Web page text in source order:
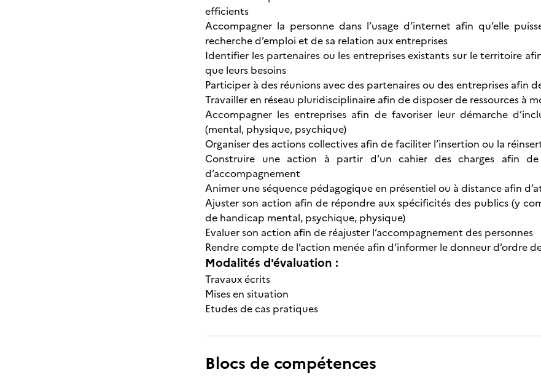
efficients
Accompagner la personne dans l’usage d’internet afin qu’elle
recherche d’emploi et de sa relation aux entreprises
Identifier les partenaires ou les entreprises existants sur le territoire
que leurs besoins
Participer à des réunions avec des partenaires ou des entreprises afin
Travailler en réseau pluridisciplinaire afin de disposer de ressources à
Accompagner les entreprises afin de favoriser leur démarche
(mental, physique, psychique)
Organiser des actions collectives afin de faciliter l’insertion ou la
Construire une action à partir d’un cahier des charges afin
d’accompagnement
Animer une séquence pédagogique en présentiel ou à distance afin
Ajuster son action afin de répondre aux spécificités des publics (y
de handicap mental, psychique, physique)
Evaluer son action afin de réajuster l’accompagnement des personnes
Rendre compte de l’action menée afin d’informer le donneur d’ordre
Modalités d'évaluation :
Travaux écrits
Mises en situation
Etudes de cas pratiques
Blocs de compétences